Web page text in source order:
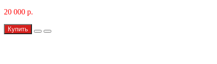
20 000 р.
Купить